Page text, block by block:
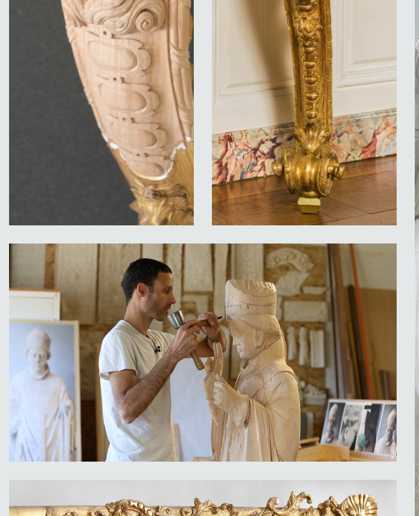
https://www.sudouest.fr/2019/06/14/video-
bordeaux-le-nouveau-visage-de-saint-
seurin-a-la-basilique-6210041-2780.php
Travaux réalisés par Matthieu Testard,
sculpteur sous la direction de Pierre
Gilbert